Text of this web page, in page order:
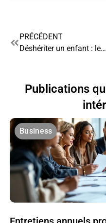
PRÉCÉDENT
Déshériter un enfant : les limites légales et les alternatives
Publications
Business